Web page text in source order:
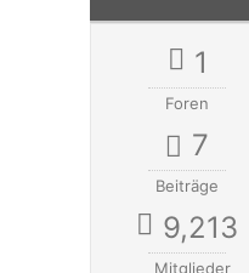
1
Foren
7
Beiträge
9,213
Mitglieder